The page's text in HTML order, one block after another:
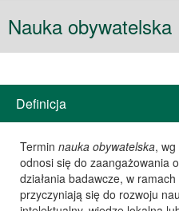
Nauka obywatelska
Definicja
Termin nauka obywatelska, wg
odnosi się do zaangażowania
działania badawcze, w
przyczyniają się do rozwoju